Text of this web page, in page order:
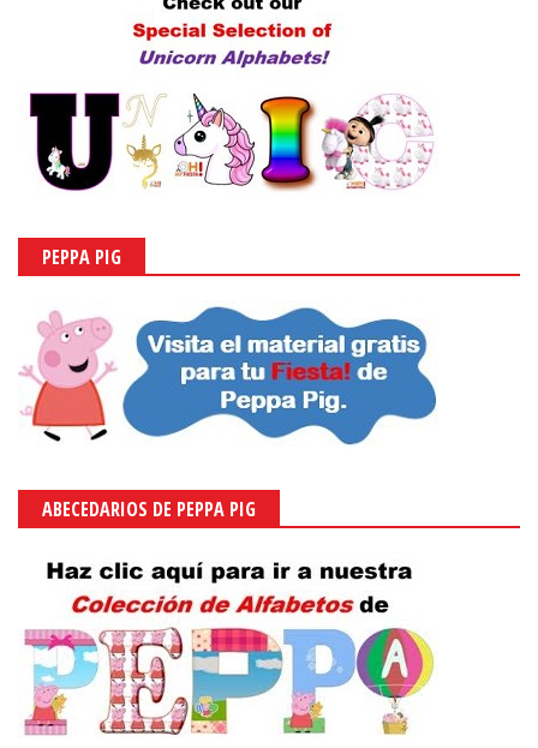
PEPPA PIG
ABECEDARIOS DE PEPPA PIG